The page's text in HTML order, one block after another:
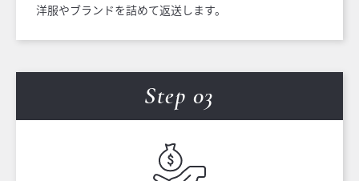
洋服やブランドを詰めて返送します。
Step 03